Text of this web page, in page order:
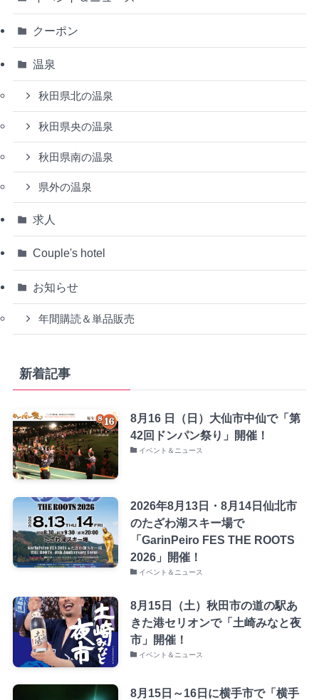
クーポン
温泉
秋田県北の温泉
秋田県央の温泉
秋田県南の温泉
県外の温泉
求人
Couple's hotel
お知らせ
年間購読＆単品販売
新着記事
8月16 日（日）大仙市中仙で「第
42回ドンパン祭り」開催！
イベント＆ニュース
2026年8月13日・8月14日仙北市
のたざわ湖スキー場で
「GarinPeiro FES THE ROOTS
2026」開催！
イベント＆ニュース
8月15日（土）秋田市の道の駅あ
きた港セリオンで「土崎みなと夜
市」開催！
イベント＆ニュース
8月15日～16日に横手市で「横手